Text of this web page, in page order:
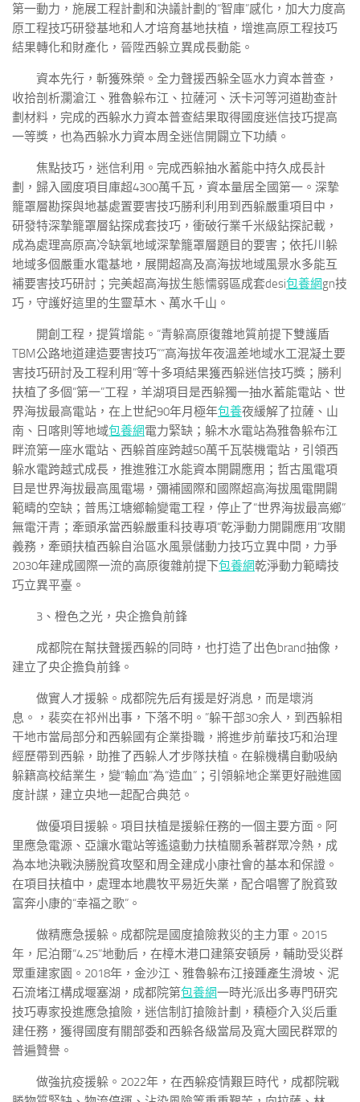
第一動力，施展工程計劃和決議計劃的“智庫”感化，加大力度高
原工程技巧研發基地和人才培育基地扶植，增進高原工程技巧
結果轉化和財產化，晉陞西躲立異成長動能。
資本先行，斬獲殊榮。全力聲援西躲全區水力資本普查，
收拾剖析瀾滄江、雅魯躲布江、拉薩河、沃卡河等河道勘查計
劃材料，完成的西躲水力資本普查結果取得國度迷信技巧提高
一等獎，也為西躲水力資本周全迷信開闢立下功績。
焦點技巧，迷信利用。完成西躲抽水蓄能中持久成長計
劃，歸入國度項目庫超4300萬千瓦，資本量居全國第一。深摯
籠罩層勘探與地基處置要害技巧勝利利用到西躲嚴重項目中，
研發特深摯籠罩層鉆探成套技巧，衝破行業千米級鉆探記載，
成為處理高原高冷缺氧地域深摯籠罩層題目的要害；依托川躲
地域多個嚴重水電基地，展開超高及高海拔地域風景水多能互
補要害技巧研討；完美超高海拔生態懦弱區成套desi包養網gn技
巧，守護好這里的生靈草木、萬水千山。
開創工程，提質增能。“青躲高原復雜地質前提下雙護盾
TBM公路地道建造要害技巧”“高海拔年夜溫差地域水工混凝土要
害技巧研討及工程利用”等十多項結果獲西躲迷信技巧獎；勝利
扶植了多個“第一”工程，羊湖項目是西躲獨一抽水蓄能電站、世
界海拔最高電站，在上世紀90年月極年包養夜緩解了拉薩、山
南、日喀則等地域包養網電力緊缺；躲木水電站為雅魯躲布江
畔流第一座水電站、西躲首座跨越50萬千瓦裝機電站，引領西
躲水電跨越式成長，推進雅江水能資本開闢應用；哲古風電項
目是世界海拔最高風電場，彌補國際和國際超高海拔風電開闢
範疇的空缺；普馬江塘鄉輸變電工程，停止了“世界海拔最高鄉”
無電汗青；牽頭承當西躲嚴重科技專項“乾淨動力開闢應用”攻關
義務，牽頭扶植西躲自治區水風景儲動力技巧立異中間，力爭
2030年建成國際一流的高原復雜前提下包養網乾淨動力範疇技
巧立異平臺。
3、橙色之光，央企擔負前鋒
成都院在幫扶聲援西躲的同時，也打造了出色brand抽像，
建立了央企擔負前鋒。
做實人才援躲。成都院先后有援是好消息，而是壞消
息。，裴奕在祁州出事，下落不明。”躲干部30余人，到西躲相
干地市當局部分和西躲國有企業掛職，將進步前輩技巧和治理
經歷帶到西躲，助推了西躲人才步隊扶植。在躲機構自動吸納
躲籍高校結業生，變“輸血”為“造血”；引領躲地企業更好融進國
度計謀，建立央地一起配合典范。
做優項目援躲。項目扶植是援躲任務的一個主要方面。阿
里應急電源、亞讓水電站等遙遠動力扶植關系著群眾冷熱，成
為本地決戰決勝脫貧攻堅和周全建成小康社會的基本和保證。
在項目扶植中，處理本地農牧平易近失業，配合唱響了脫貧致
富奔小康的“幸福之歌”。
做精應急援躲。成都院是國度搶險救災的主力軍。2015
年，尼泊爾“4.25”地動后，在樟木港口建築安頓房，輔助受災群
眾重建家園。2018年，金沙江、雅魯躲布江接踵產生滑坡、泥
石流堵江構成堰塞湖，成都院第包養網一時光派出多專門研究
技巧專家投進應急搶險，迷信制訂搶險計劃，積極介入災后重
建任務，獲得國度有關部委和西躲各級當局及寬大國民群眾的
普遍贊譽。
做強抗疫援躲。2022年，在西躲疫情艱巨時代，成都院戰